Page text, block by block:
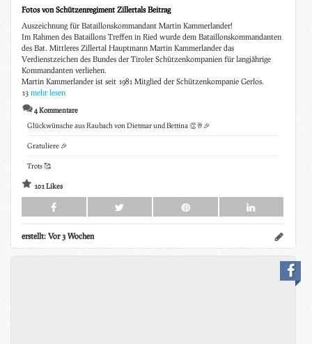
Fotos von Schützenregiment Zillertals Beitrag
Auszeichnung für Bataillonskommandant Martin Kammerlander!
Im Rahmen des Bataillons Treffen in Ried wurde dem Bataillonskommandanten
des Bat. Mittleres Zillertal Hauptmann Martin Kammerlander das
Verdienstzeichen des Bundes der Tiroler Schützenkompanien für langjährige
Kommandanten verliehen.
Martin Kammerlander ist seit 1981 Mitglied der Schützenkompanie Gerlos.
13 mehr lesen
4 Kommentare
Glückwünsche aus Raubach von Dietmar und Bettina 👏🥂🎉
Gratuliere 🎉
Trots 🥰
101 Likes
erstellt: Vor 3 Wochen